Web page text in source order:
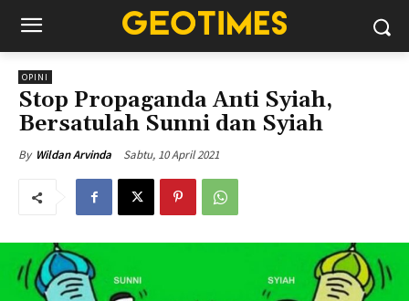
OPINI
Stop Propaganda Anti Syiah,
Bersatulah Sunni dan Syiah
By Wildan Arvinda Sabtu, 10 April 2021